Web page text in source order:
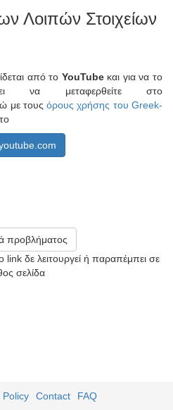
Λοιπών Στοιχείων
από το YouTubeκαι για να το
να μεταφερθείτε στο
με τουςόρους χρήσης του Greek-
προβλήματος
δε λειτουργεί ή παραπέμπει σε
σελίδα
Policy Contact FAQ